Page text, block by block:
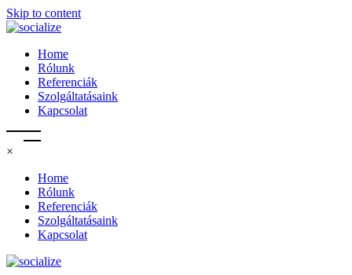
Skip to content
Home
Rólunk
Referenciák
Szolgáltatásaink
Kapcsolat
×
Home
Rólunk
Referenciák
Szolgáltatásaink
Kapcsolat